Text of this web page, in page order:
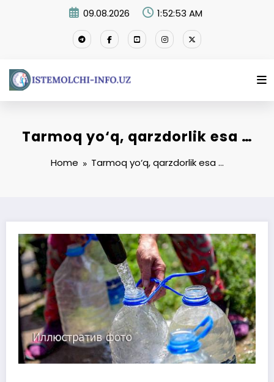
09.08.2026 1:52:53 AM
Tarmoq yo‘q, qarzdorlik esa …
Home Tarmoq yo‘q, qarzdorlik esa …